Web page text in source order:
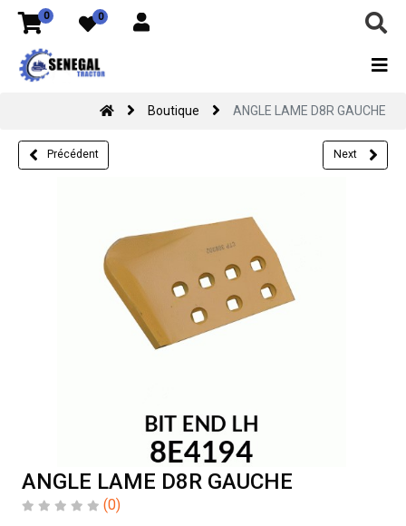
0 0
Boutique ANGLE LAME D8R GAUCHE
Précédent Next
ANGLE LAME D8R GAUCHE
(0)